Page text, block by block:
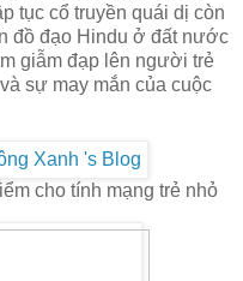
tục cổ truyền quái dị còn
đồ đạo Hindu ở đất nước
giẫm đạp lên người trẻ
sự may mắn của cuộc
cho tính mạng trẻ nhỏ